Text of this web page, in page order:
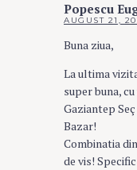
Popescu
AUGUST 21,
Buna ziua,
La ultima
super buna,
Gaziantep
Bazar!
Combinatia
de vis!